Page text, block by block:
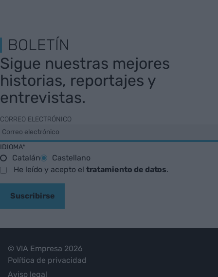
BOLETÍN
Sigue nuestras mejores
historias, reportajes y
entrevistas.
CORREO ELECTRÓNICO
IDIOMA*
Catalán
Castellano
He leído y acepto el tratamiento de datos.
Suscribirse
© VIA Empresa 2026
Política de privacidad
Aviso legal